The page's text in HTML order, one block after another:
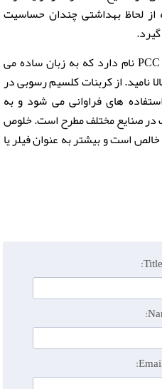
لحاظ بهداشتی چندان حساسیت
رسوبی یا PCC نام دارد که به زبان ساده می
نامید. از کربنات کلسیم رسوبی در
های فراوانی می شود و به
در صنایع مختلف مطرح است. خلوص
تقریبا خالص است و بیشتر به عنوان فیلر یا